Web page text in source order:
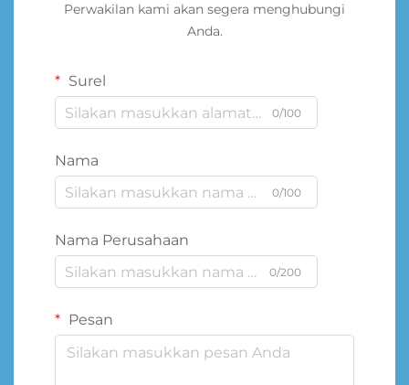
Perwakilan kami akan segera menghubungi
Anda.
Surel
0/100
Nama
0/100
Nama Perusahaan
0/200
Pesan